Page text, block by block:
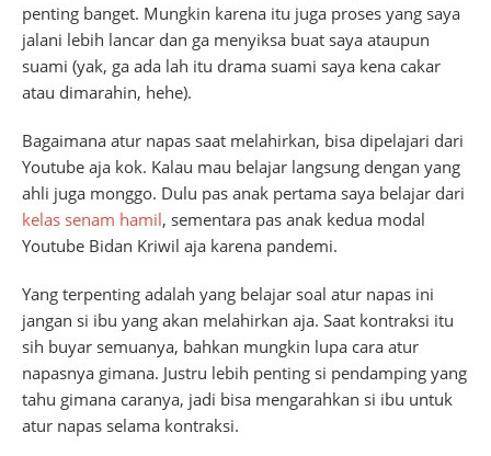
penting banget. Mungkin karena itu juga proses yang saya
jalani lebih lancar dan ga menyiksa buat saya ataupun
suami (yak, ga ada lah itu drama suami saya kena cakar
atau dimarahin, hehe).
Bagaimana atur napas saat melahirkan, bisa dipelajari dari
Youtube aja kok. Kalau mau belajar langsung dengan yang
ahli juga monggo. Dulu pas anak pertama saya belajar dari
kelas senam hamil, sementara pas anak kedua modal
Youtube Bidan Kriwil aja karena pandemi.
Yang terpenting adalah yang belajar soal atur napas ini
jangan si ibu yang akan melahirkan aja. Saat kontraksi itu
sih buyar semuanya, bahkan mungkin lupa cara atur
napasnya gimana. Justru lebih penting si pendamping yang
tahu gimana caranya, jadi bisa mengarahkan si ibu untuk
atur napas selama kontraksi.